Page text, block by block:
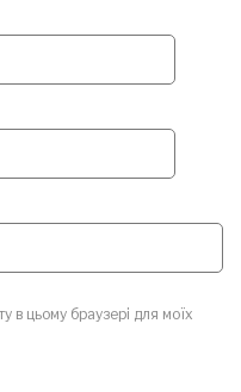
в цьому браузері для моїх